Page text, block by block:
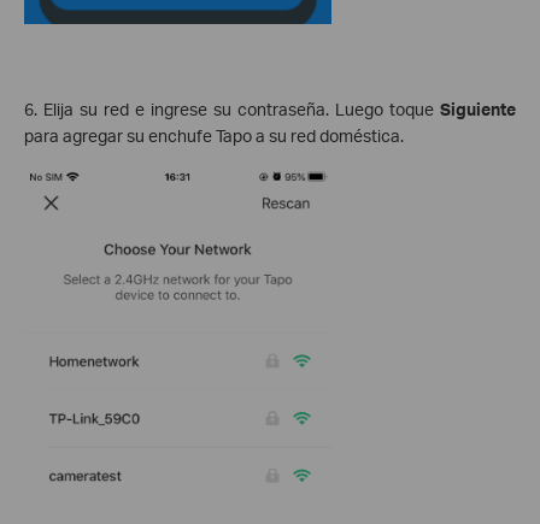
6. Elija su red e ingrese su contraseña. Luego toque Siguiente
para agregar su enchufe Tapo a su red doméstica.